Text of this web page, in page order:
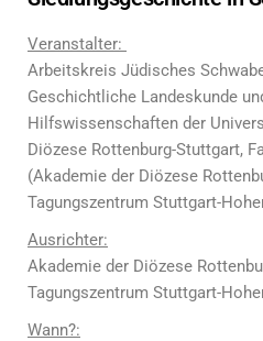
Veranstalter:
Arbeitskreis Jüdisches
Geschichtliche Landeskunde
Hilfswissenschaften der
Diözese Rottenburg-Stuttgart,
(Akademie der Diözese
Tagungszentrum Stuttgart-
Ausrichter:
Akademie der Diözese
Tagungszentrum Stuttgart-
Wann?: